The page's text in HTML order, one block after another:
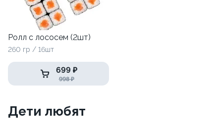
Ролл с лососем (2шт)
260 гр / 16шт
699 ₽
998 ₽
Дети любят